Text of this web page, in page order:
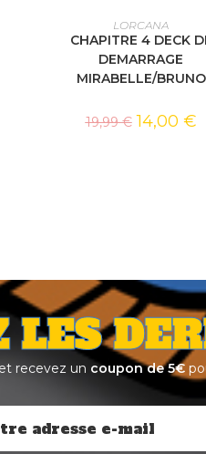
AJOUTER AU PANIER
LORCANA
CHAPITRE 4 DECK
DEMARRAGE
MIRABELLE/BRUNO
19,99€ 14,00 €
LES
et recevez un coupon de 5€